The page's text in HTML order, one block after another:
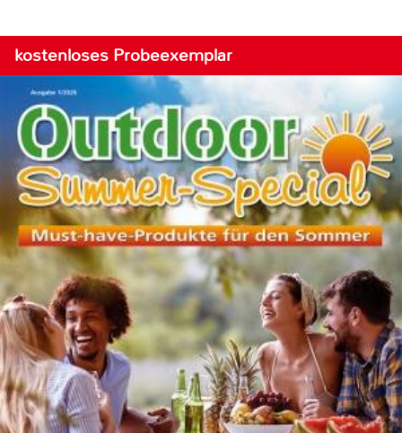
kostenloses Probeexemplar